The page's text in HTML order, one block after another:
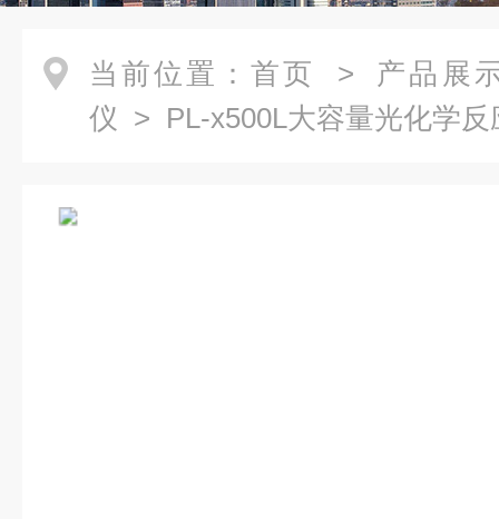
当前位置： 首页 > 产品展
仪 > PL-x500L大容量光化学反